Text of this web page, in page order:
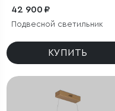
42 900 ₽
Подвесной светильник
КУПИТЬ